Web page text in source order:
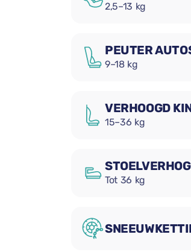
2,5–13 kg
PEUTER
9–18 kg
VERHOOGD
15–36 kg
Tot 36 kg